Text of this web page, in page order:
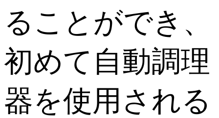
ることができ、
初めて自動調理
器を使用される